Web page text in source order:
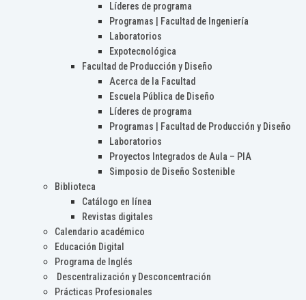
Líderes de programa
Programas | Facultad de Ingeniería
Laboratorios
Expotecnológica
Facultad de Producción y Diseño
Acerca de la Facultad
Escuela Pública de Diseño
Líderes de programa
Programas | Facultad de Producción y Diseño
Laboratorios
Proyectos Integrados de Aula – PIA
Simposio de Diseño Sostenible
Biblioteca
Catálogo en línea
Revistas digitales
Calendario académico
Educación Digital
Programa de Inglés
Descentralización y Desconcentración
Prácticas Profesionales